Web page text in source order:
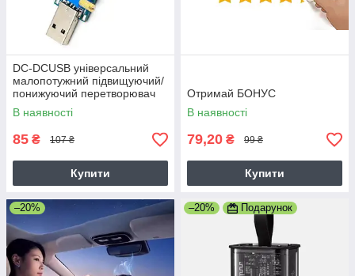
DC-DCUSB універсальний
малопотужний підвищуючий/
понижуючий перетворювач
напруги стабілізатор WX-
6423 5v to 3.3V 9V 12V 24V
3W
В наявності
85 ₴ 107 ₴
Купити
Отримай БОНУС
В наявності
79,20 ₴ 99 ₴
Купити
–20% –20% Подарунок